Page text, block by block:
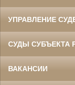
УПРАВЛЕНИЕ
СУДЫ СУБЪЕКТА
ВАКАНСИИ